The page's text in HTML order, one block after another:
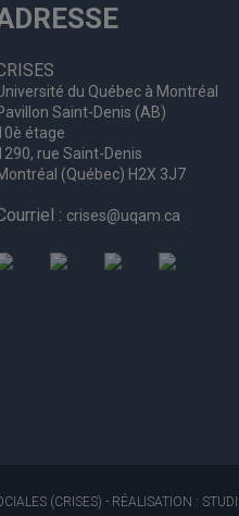
du Québec à Montréal
Saint-Denis (AB)
étage
rue Saint-Denis
(Québec) H2X 3J7
: crises@uqam.ca
(CRISES) - RÉALISATION :